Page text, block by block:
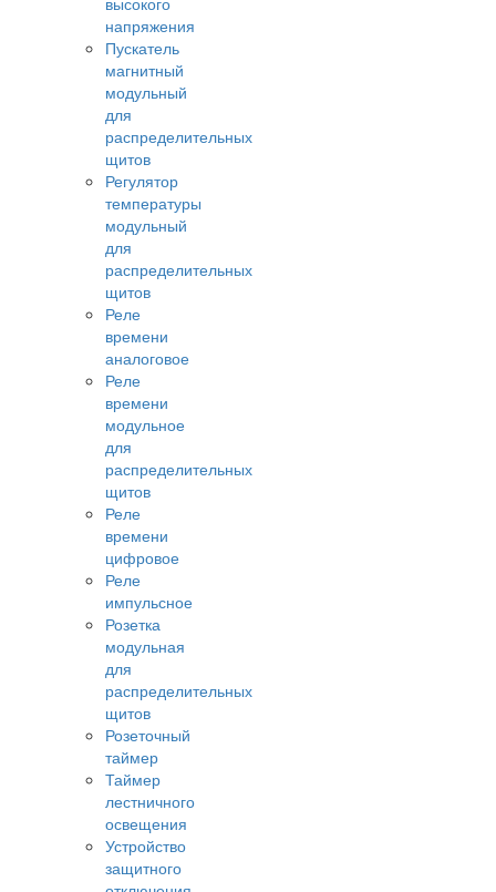
напряжения
Пускатель
магнитный
модульный
для
распределительных
щитов
Регулятор
температуры
модульный
для
распределительных
щитов
Реле
времени
аналоговое
Реле
времени
модульное
для
распределительных
щитов
Реле
времени
цифровое
Реле
импульсное
Розетка
модульная
для
распределительных
щитов
Розеточный
таймер
Таймер
лестничного
освещения
Устройство
защитного